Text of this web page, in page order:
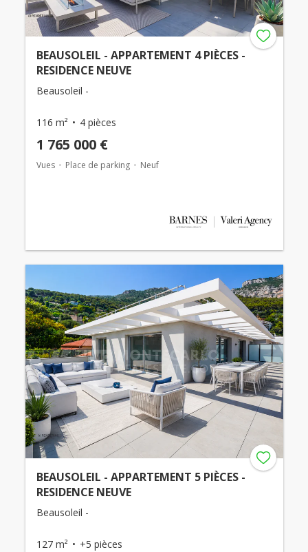
BEAUSOLEIL - APPARTEMENT 4 PIÈCES -
RESIDENCE NEUVE
Beausoleil -
116 m² 4 pièces
1 765 000 €
Vues Place de parking Neuf
BEAUSOLEIL - APPARTEMENT 5 PIÈCES -
RESIDENCE NEUVE
Beausoleil -
127 m² +5 pièces